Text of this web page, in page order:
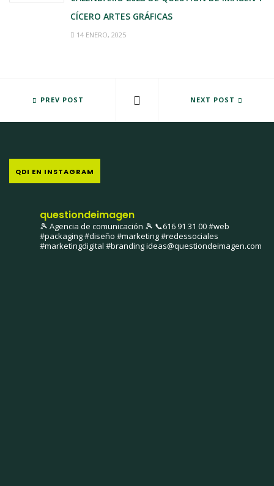
CÍCERO ARTES GRÁFICAS
14 ENERO, 2025
PREV POST
NUEVA IMAGEN CORPORATIVA DE MELQUIADES RODRÍGUEZ
NEXT POST
PUESTO X PUESTO
QDI EN INSTAGRAM
questiondeimagen
🎾 Agencia de comunicación 🎾 📞616 91 31 00#web
#packaging #diseño #marketing #redessociales
#marketingdigital #brandingideas@questiondeimagen.com